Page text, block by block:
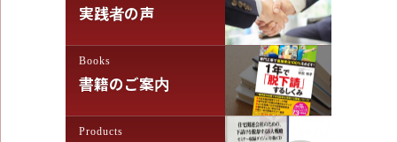
実践者の声
Books
書籍のご案内
Products